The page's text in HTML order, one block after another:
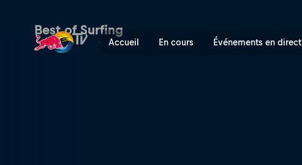
Accueil En cours Événements en direct
Best of Surfing